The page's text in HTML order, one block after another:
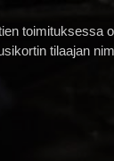
toimituksessa
tilaajan